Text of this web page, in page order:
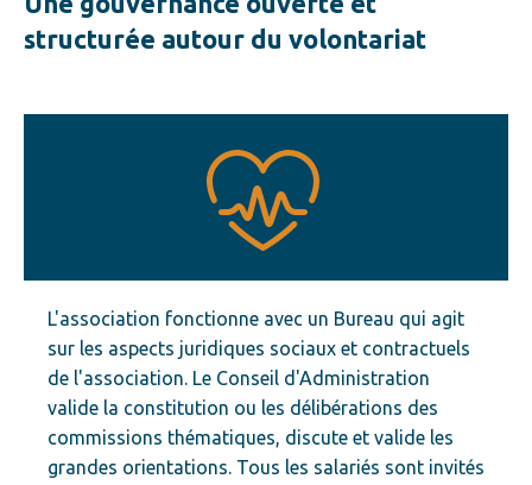
structurée autour du volontariat
L'association fonctionne avec un Bureau qui agit
sur les aspects juridiques sociaux et contractuels
de l'association. Le Conseil d'Administration
valide la constitution ou les délibérations des
commissions thématiques, discute et valide les
grandes orientations. Tous les salariés sont invités